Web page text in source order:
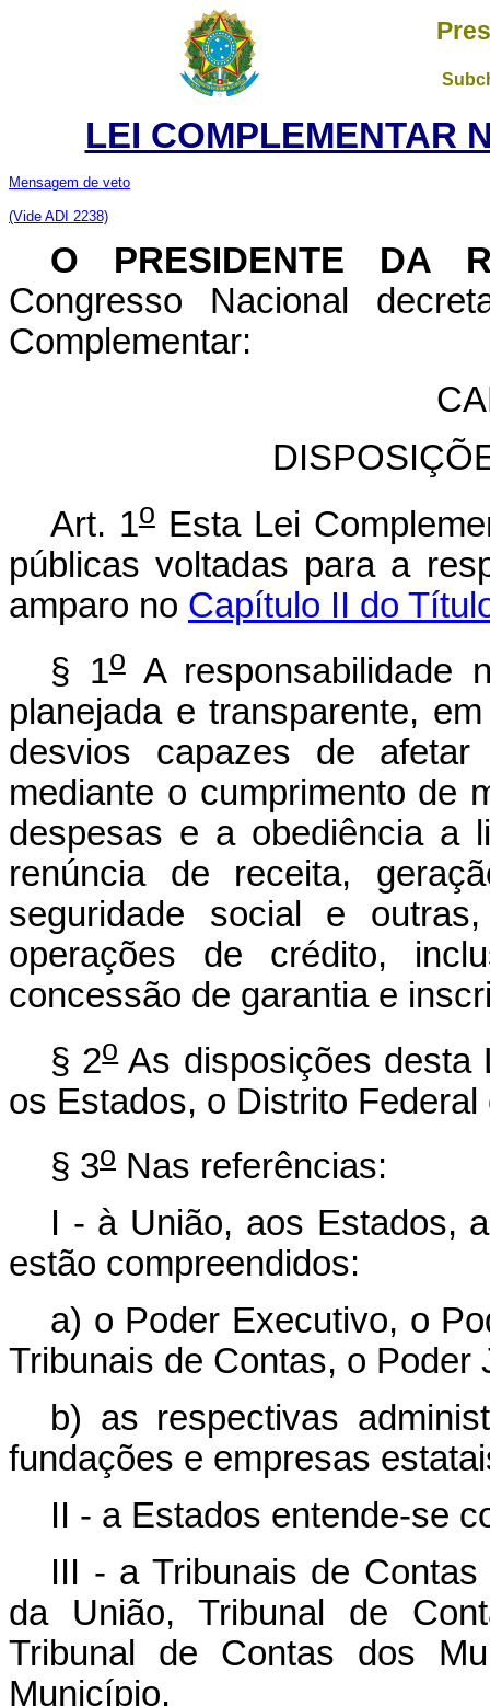
LEI COMPLEMENTAR
Mensagem de veto
(Vide ADI 2238)
O PRESIDENTE DA
Congresso Nacional
Complementar:
Art. 1o Esta Lei
públicas voltadas para a
amparo no Capítulo II do
§ 1oA responsabilidade
planejada e transparente,
desvios capazes de
mediante o cumprimento de
despesas e a obediência a
renúncia de receita,
seguridade social e
operações de crédito,
concessão de garantia e
§ 2oAs disposições desta
os Estados, o Distrito
§ 3o Nas referências:
I - à União, aos Estados,
estão compreendidos:
a) o Poder Executivo, o
Tribunais de Contas, o Poder
b) as respectivas
fundações e empresas
II - a Estados entende-se
III - a Tribunais de
da União, Tribunal de
Tribunal de Contas dos
Município.